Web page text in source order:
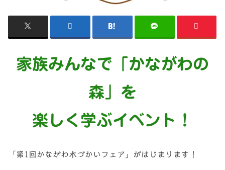
家族みんなで「かながわの
森」を
楽しく学ぶイベント！
「第1回かながわ木づかいフェア」がはじまります！